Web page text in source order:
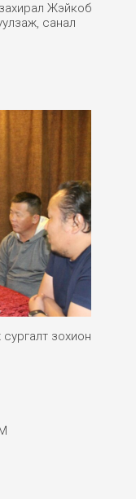
Жэйкоб
санал
зохион